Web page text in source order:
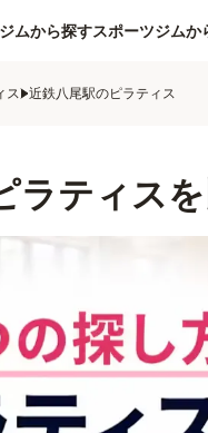
ムから探すスポーツジムか
ス 近鉄八尾駅のピラティス
ラティス